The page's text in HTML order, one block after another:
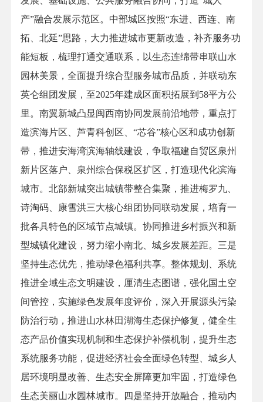
产”融合发展示范区。中部城区按照“东进、西连、南
拓、北延”思路，大力推进城市更新改造，补齐服务功
能短板，梳理打通交通联系，以生态连绵带串联山水
园林美景，全面提升综合型服务城市品质，并联动东
英仑组团发展，至2025年建成区面积拓展到58平方公
里。南翼新城凸显闽西南协同发展前沿地带，重点打
造滨海片区、芦青科创区、“芯谷”核心区和成功创新
带，推进安海湾滨海轴线建设，争取福建自贸区泉州
新片区落户、泉州综合保税区扩区，打造现代化滨海
城市。北部新城突出城镇带整合集聚，推进梅罗九、
诗淘码、康雪洪三大核心组团协同联动发展，培育一
批各具特色的区域节点城镇。协同推进乡村振兴和新
型城镇化建设，努力缩小南北、城乡发展差距。三是
坚持生态优先，推动绿色福利共享。整体规划、系统
推进全域生态文明建设，厘清生态图谱，强化国土空
间管控，实施绿色发展年度评价，深入开展源头污染
防治行动，推进山水林田湖海生态保护修复，健全生
态产品价值实现机制和生态保护补偿机制，提升生态
系统服务功能，促进经济社会全面绿色转型、城乡人
居环境明显改善、生态安全屏障更加牢固，打造绿色
生态美丽山水园林城市。四是坚持开放融合，推动内